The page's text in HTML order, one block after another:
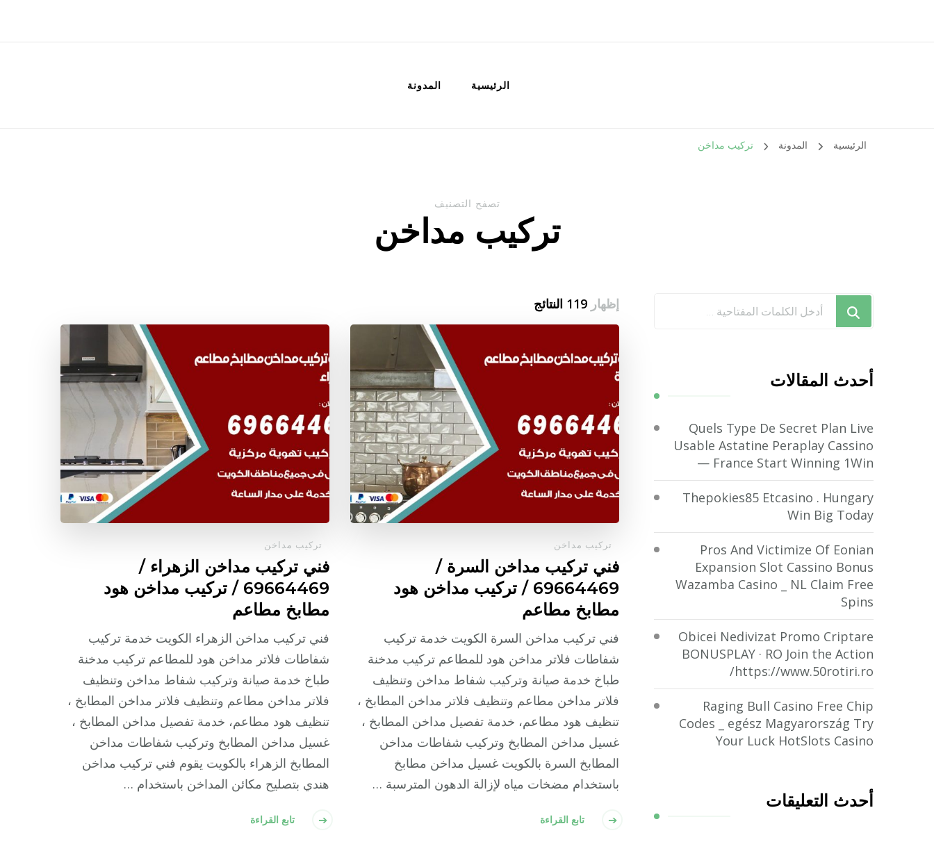
الرئيسية المدونة
الرئيسية المدونة تركيب مداخن
تصفح التصنيف
تركيب مداخن
إظهار 119 النتائج
تركيب مداخن
فني تركيب مداخن السرة /
69664469 / تركيب مداخن هود
مطابخ مطاعم
فني تركيب مداخن السرة الكويت خدمة تركيب
شفاطات فلاتر مداخن هود للمطاعم تركيب مدخنة
طباخ خدمة صيانة وتركيب شفاط مداخن وتنظيف
فلاتر مداخن مطاعم وتنظيف فلاتر مداخن المطابخ ،
تنظيف هود مطاعم، خدمة تفصيل مداخن المطابخ ،
غسيل مداخن المطابخ وتركيب شفاطات مداخن
المطابخ السرة بالكويت غسيل مداخن مطابخ
باستخدام مضخات مياه لإزالة الدهون المترسبة …
تابع القراءة
تركيب مداخن
فني تركيب مداخن الزهراء /
69664469 / تركيب مداخن هود
مطابخ مطاعم
فني تركيب مداخن الزهراء الكويت خدمة تركيب
شفاطات فلاتر مداخن هود للمطاعم تركيب مدخنة
طباخ خدمة صيانة وتركيب شفاط مداخن وتنظيف
فلاتر مداخن مطاعم وتنظيف فلاتر مداخن المطابخ ،
تنظيف هود مطاعم، خدمة تفصيل مداخن المطابخ ،
غسيل مداخن المطابخ وتركيب شفاطات مداخن
المطابخ الزهراء بالكويت يقوم فني تركيب مداخن
هندي بتصليح مكائن المداخن باستخدام …
تابع القراءة
تبحث
شيء
ما؟
أحدث المقالات
Quels Type De Secret Plan Live
Usable Astatine Peraplay Cassino
— France Start Winning 1Win
Thepokies85 Etcasino . Hungary
Win Big Today
Pros And Victimize Of Eonian
Expansion Slot Cassino Bonus
Wazamba Casino _ NL Claim Free
Spins
Obicei Nedivizat Promo Criptare
BONUSPLAY · RO Join the Action
https://www.50rotiri.ro/
Raging Bull Casino Free Chip
Codes _ egész Magyarország Try
Your Luck HotSlots Casino
أحدث التعليقات